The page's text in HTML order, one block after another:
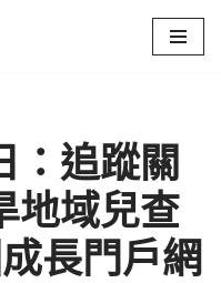
：追蹤關
地域兒查
長門戶網